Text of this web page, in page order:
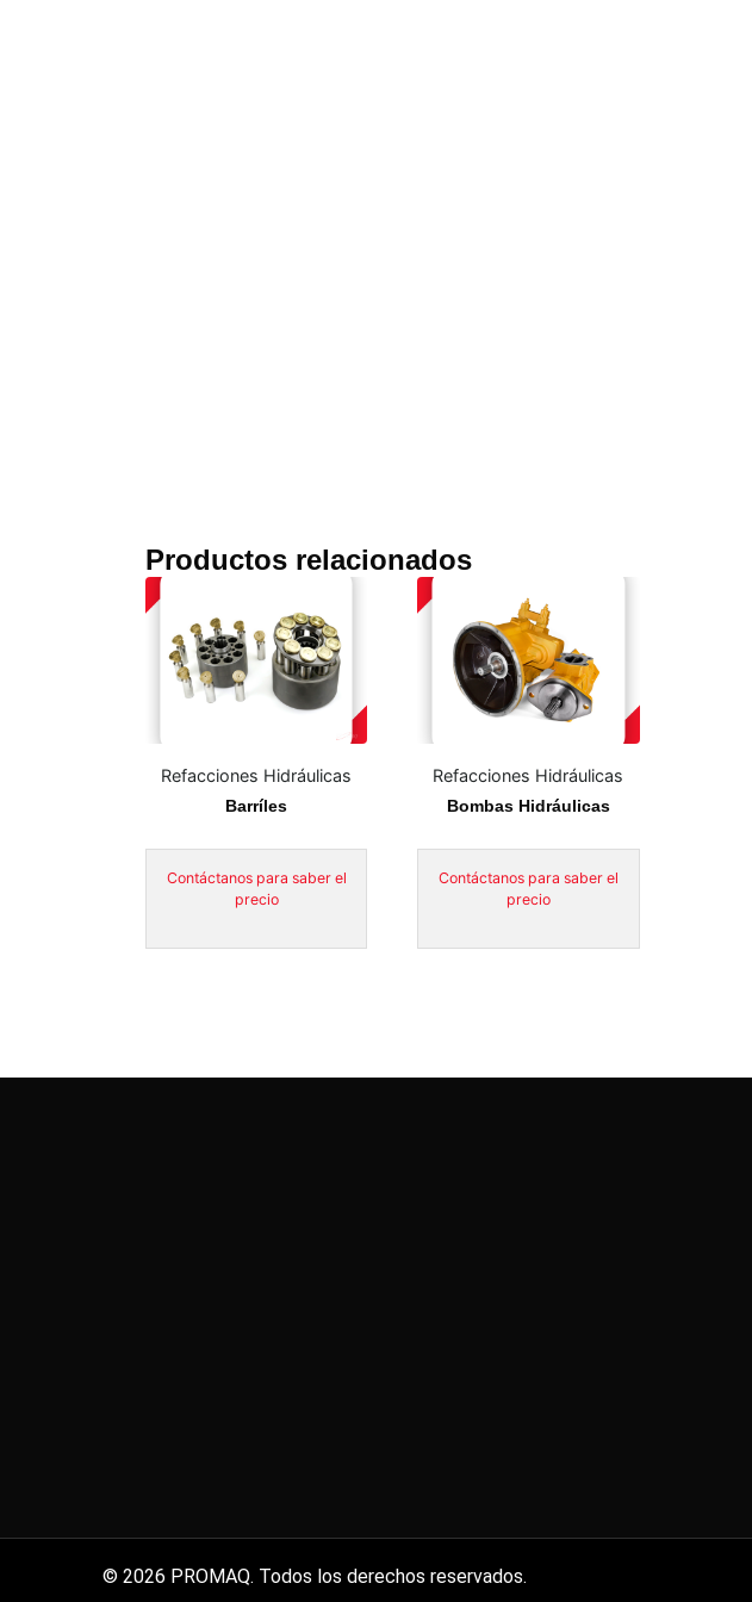
Productos relacionados
Refacciones Hidráulicas
Barríles
Contáctanos para saber el
precio
Refacciones Hidráulicas
Bombas Hidráulicas
Contáctanos para saber el
precio
© 2026 PROMAQ. Todos los derechos reservados.